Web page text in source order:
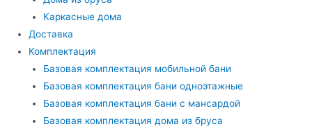
Каркасные дома
Доставка
Комплектация
Базовая комплектация мобильной бани
Базовая комплектация бани одноэтажные
Базовая комплектация бани с мансардой
Базовая комплектация дома из бруса